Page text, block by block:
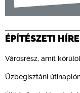
ÉPÍTÉSZETI
Városrész, amit
Üzbegisztáni